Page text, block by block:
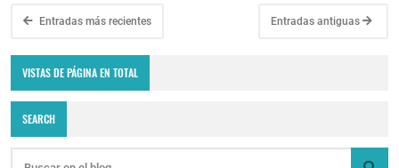
Entradas más recientes Entradas antiguas
VISTAS DE PÁGINA EN TOTAL
SEARCH